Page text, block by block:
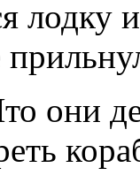
лодку
они